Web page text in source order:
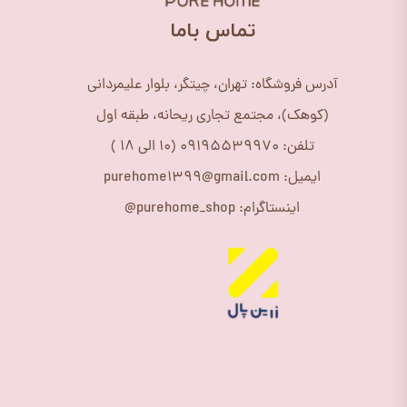
​تماس باما
آدرس فروشگاه: تهران، چیتگر، بلوار علیمردانی
(کوهک)، مجتمع تجاری ریحانه، طبقه اول
تلفن: 09195539970 (10 الی 18 )
ایمیل: purehome1399@gmail.com
اینستاگرام: purehome_shop@